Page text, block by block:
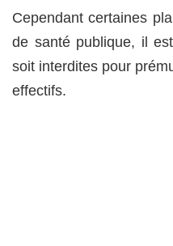
Cependant certaines
de santé publique, il
soit interdites pour
effectifs.